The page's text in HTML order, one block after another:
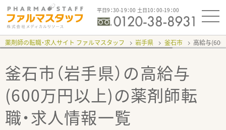
平日9：30-19：00 土日10：00-19：00
薬剤師の転職・求人サイト ファルマスタッフ 岩手県 釜石市 高給与
釜石市（岩手県）の高給与
(600万円以上)の薬剤師転
職・求人情報一覧